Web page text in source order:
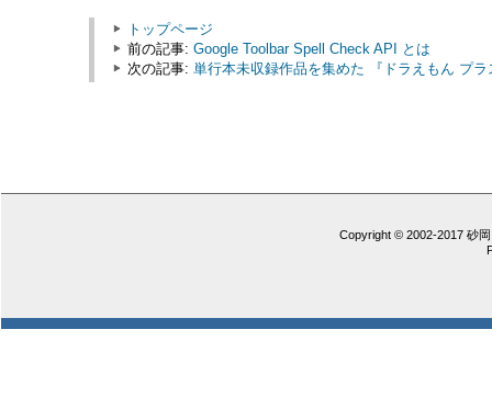
トップページ
前の記事: Google Toolbar Spell Check API とは
次の記事: 単行本未収録作品を集めた 『ドラえもん プラ
Copyright © 2002-2017 砂